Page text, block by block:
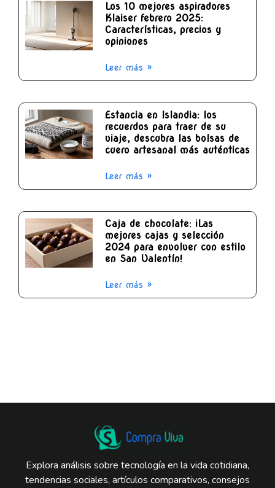
Los 10 mejores aspiradores
Klaiser febrero 2025:
Características, precios y
opiniones
Leer más »
Estancia en Islandia: los
recuerdos para traer de su
viaje, descubra las bolsas de
cuero artesanal más auténticas
Leer más »
Caja de chocolate: ¡Las
mejores cajas y selección
2024 para envolver con estilo
en San Valentín!
Leer más »
Explora análisis sobre tecnología en la vida cotidiana,
tendencias sociales, artículos comparativos, consejos